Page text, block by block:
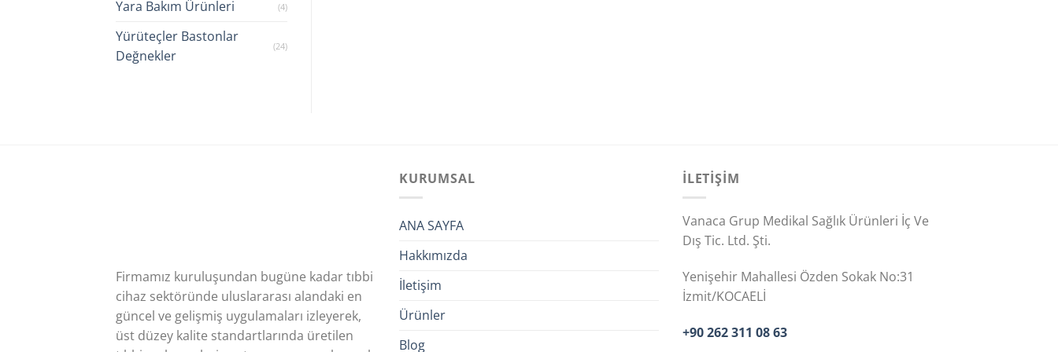
Yara Bakım Ürünleri (4)
Yürüteçler Bastonlar
Değnekler
(24)
Firmamız kuruluşundan bugüne kadar tıbbi
cihaz sektöründe uluslararası alandaki en
güncel ve gelişmiş uygulamaları izleyerek,
üst düzey kalite standartlarında üretilen
KURUMSAL
ANA SAYFA
Hakkımızda
İletişim
Ürünler
Blog
İLETİŞİM
Vanaca Grup Medikal Sağlık Ürünleri İç Ve
Dış Tic. Ltd. Şti.
Yenişehir Mahallesi Özden Sokak No:31
İzmit/KOCAELİ
+90 262 311 08 63